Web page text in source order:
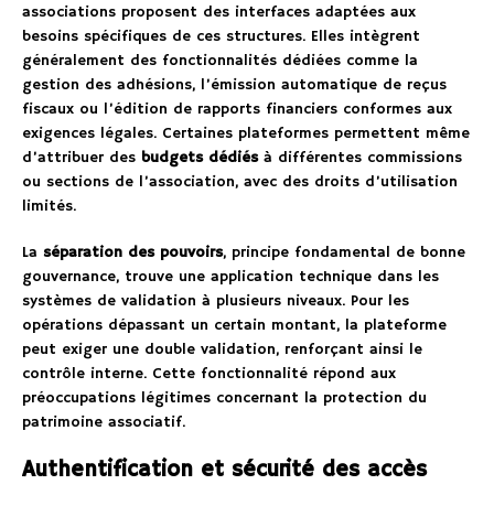
associations proposent des interfaces adaptées aux
besoins spécifiques de ces structures. Elles intègrent
généralement des fonctionnalités dédiées comme la
gestion des adhésions, l’émission automatique de reçus
fiscaux ou l’édition de rapports financiers conformes aux
exigences légales. Certaines plateformes permettent même
d’attribuer des budgets dédiésà différentes commissions
ou sections de l’association, avec des droits d’utilisation
limités.
La séparation des pouvoirs, principe fondamental de bonne
gouvernance, trouve une application technique dans les
systèmes de validation à plusieurs niveaux. Pour les
opérations dépassant un certain montant, la plateforme
peut exiger une double validation, renforçant ainsi le
contrôle interne. Cette fonctionnalité répond aux
préoccupations légitimes concernant la protection du
patrimoine associatif.
Authentification et sécurité des accès